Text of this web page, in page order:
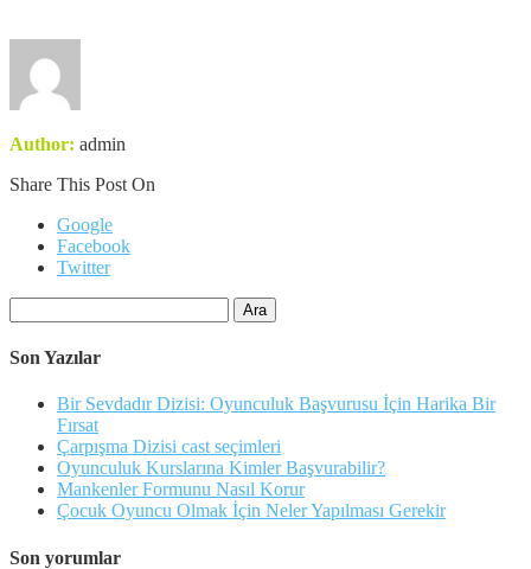
Author: admin
Share This Post On
Google
Facebook
Twitter
Son Yazılar
Bir Sevdadır Dizisi: Oyunculuk Başvurusu İçin Harika Bir
Fırsat
Çarpışma Dizisi cast seçimleri
Oyunculuk Kurslarına Kimler Başvurabilir?
Mankenler Formunu Nasıl Korur
Çocuk Oyuncu Olmak İçin Neler Yapılması Gerekir
Son yorumlar